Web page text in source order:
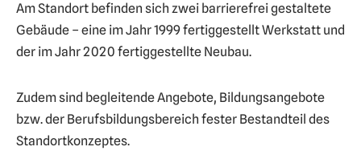
Am Standort befinden sich zwei barrierefrei gestaltete
Gebäude – eine im Jahr 1999 fertiggestellt Werkstatt und
der im Jahr 2020 fertiggestellte Neubau.
Zudem sind begleitende Angebote, Bildungsangebote
bzw. der Berufsbildungsbereich fester Bestandteil des
Standortkonzeptes.